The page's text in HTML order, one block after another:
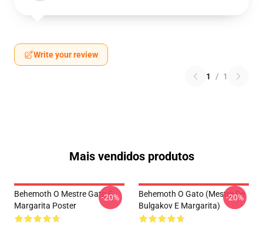
Write your review
1 / 1
Mais vendidos produtos
Behemoth O Mestre Gato E
Margarita Poster
-20%
Behemoth O Gato (Mestre De
Bulgakov E Margarita)
-20%